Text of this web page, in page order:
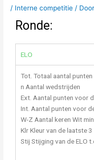
/ Interne competitie /
Ronde:
ELO
Tot. Totaal aantal punten
n Aantal wedstrijden
Ext. Aantal punten voor
Int. Aantal punten voor
W-Z Aantal keren Wit
Klr Kleur van de laatste
Stij Stijging van de ELO